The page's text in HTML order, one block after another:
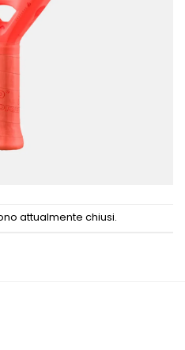
attualmente chiusi.